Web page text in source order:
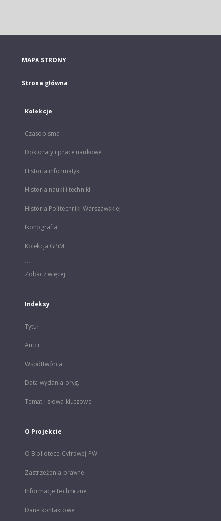
MAPA STRONY
Strona główna
Kolekcje
Czasopisma
Doktoraty i prace naukowe
Historia informatyki
Historia nauki i techniki
Historia Politechniki Warszawskiej
Ikonografia
Kolekcja GPiM
...
Zobacz więcej
Indeksy
Tytuł
Autor
Współtwórca
Data wydania oryg.
Temat i słowa kluczowe
O Projekcie
O Bibliotece Cyfrowej PW
Zastrzeżenia prawne
Informacje techniczne
Dane kontaktowe